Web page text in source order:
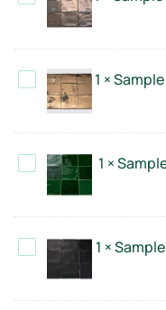
handvorm
cm
-
serie
Forma
Sample
Handvorm
cm
-
serie
Forma
1 ×
Sample
groen
cm
-
serie
1 ×
Sample
handvorm
1 ×